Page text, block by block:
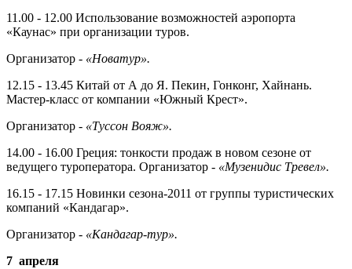
11.00 - 12.00 Использование воз­можностей аэропорта
«Каунас» при организации туров.
Организатор - «Новатур».
12.15 - 13.45 Китай от А до Я. Пекин, Гонконг, Хайнань.
Мастер-класс от компании «Южный Крест».
Организатор - «Туссон Вояж».
14.00 - 16.00 Греция: тонкости про­даж в новом сезоне от
ведущего тур­оператора. Организатор - «Музенидис Тревел».
16.15 - 17.15 Новинки сезона-2011 от группы туристических
компаний «Кандагар».
Организатор - «Кандагар-тур».
7 апреля